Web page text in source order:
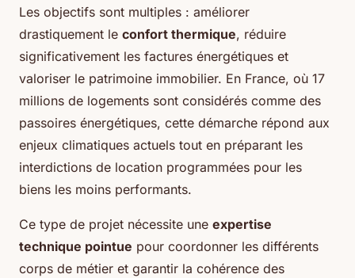
Les objectifs sont multiples : améliorer
drastiquement le confort thermique, réduire
significativement les factures énergétiques et
valoriser le patrimoine immobilier. En France, où 17
millions de logements sont considérés comme des
passoires énergétiques, cette démarche répond aux
enjeux climatiques actuels tout en préparant les
interdictions de location programmées pour les
biens les moins performants.
Ce type de projet nécessite une expertise
technique pointue pour coordonner les différents
corps de métier et garantir la cohérence des